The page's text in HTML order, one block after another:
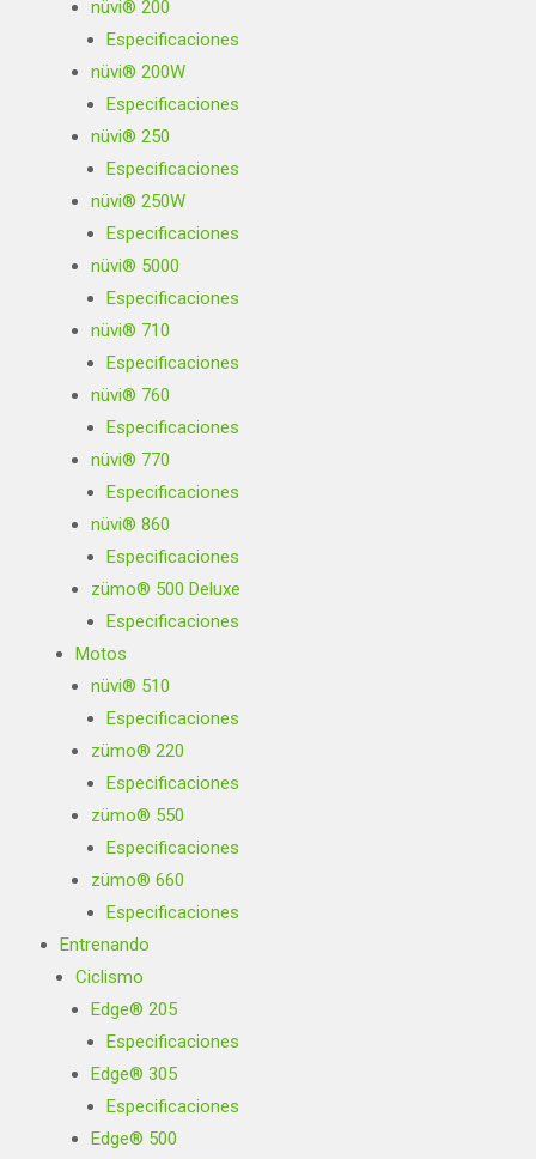
nüvi® 200
Especificaciones
nüvi® 200W
Especificaciones
nüvi® 250
Especificaciones
nüvi® 250W
Especificaciones
nüvi® 5000
Especificaciones
nüvi® 710
Especificaciones
nüvi® 760
Especificaciones
nüvi® 770
Especificaciones
nüvi® 860
Especificaciones
zümo® 500 Deluxe
Especificaciones
Motos
nüvi® 510
Especificaciones
zümo® 220
Especificaciones
zümo® 550
Especificaciones
zümo® 660
Especificaciones
Entrenando
Ciclismo
Edge® 205
Especificaciones
Edge® 305
Especificaciones
Edge® 500